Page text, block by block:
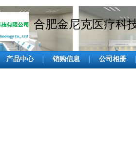
合肥金尼克医疗科
产品中心 销购信息 公司相册